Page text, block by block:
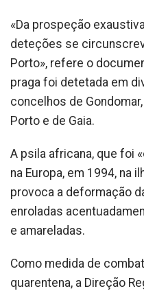
«Da prospeção
deteções se
Porto», refere o
praga foi detetada em
concelhos de
Porto e de Gaia.
A psila africana, que foi
na Europa, em 1994, na
provoca a deformação
enroladas
e amareladas.
Como medida de
quarentena, a Direção